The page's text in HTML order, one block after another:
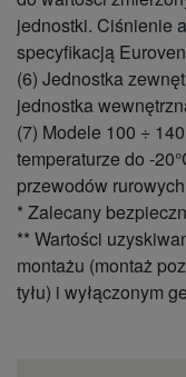
Moc wejściowa
chłodzenia (Max)
kW
Roczne zużycie
energii w trybie
chłodzenia (3)
kWh/a
Wydajność
ogrzewania
(nominalna)
kW
Wydajność
grzewcza (Min)
kW
Wydajność
kW
Współczynnik COP
(nominalny) (1)
W/W
jednostki. Ciśnienie
specyfikacją
(6) Jednostka
jednostka
(7) Modele 100 ÷
temperaturze do -
przewodów
* Zalecany
** Wartości
montażu (montaż
tyłu) i wyłączonym